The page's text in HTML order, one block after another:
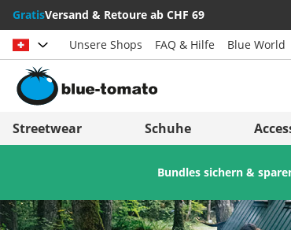
GratisVersand & Retoure ab CHF 69
Land auswählen
Österreich
Suisse (Français)
Italia (Italiano)
Italien
España
Unsere Shops FAQ & Hilfe Blue World
Streetwear Schuhe
Bundles sichern &